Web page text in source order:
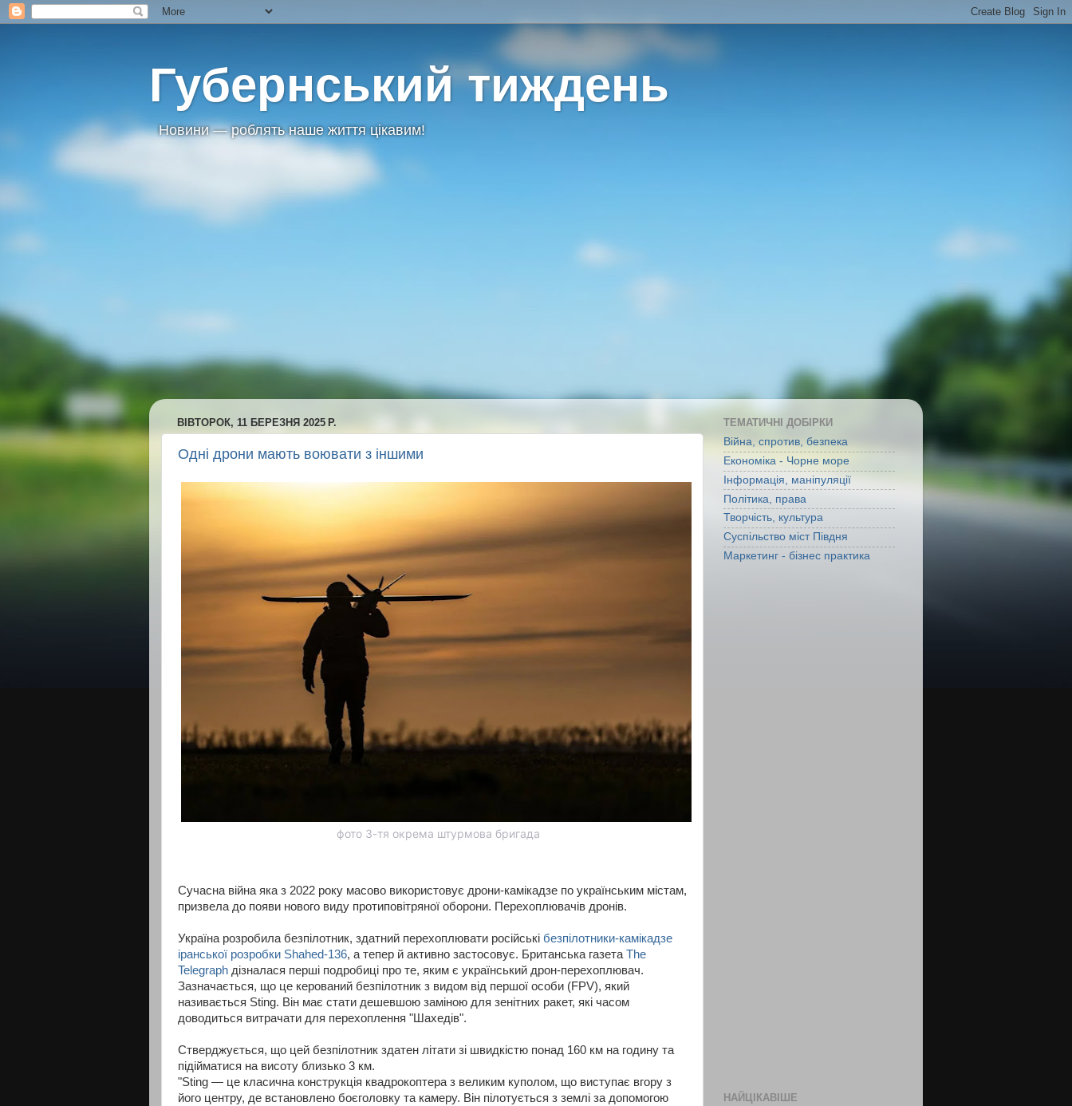
Губернський тиждень
Новини — роблять наше життя цікавим!
ВІВТОРОК, 11 БЕРЕЗНЯ 2025 Р.
Одні дрони мають воювати з іншими
фото 3-тя окрема штурмова бригада
Сучасна війна яка з 2022 року масово використовує дрони-камікадзе по українським містам,
призвела до появи нового виду протиповітряної оборони. Перехоплювачів дронів.
Україна розробила безпілотник, здатний перехоплювати російські безпілотники-камікадзе
іранської розробки Shahed-136, а тепер й активно застосовує. Британська газета The
Telegraph дізналася перші подробиці про те, яким є український дрон-перехоплювач.
Зазначається, що це керований безпілотник з видом від першої особи (FPV), який
називається Sting. Він має стати дешевшою заміною для зенітних ракет, які часом
доводиться витрачати для перехоплення "Шахедів".
Стверджується, що цей безпілотник здатен літати зі швидкістю понад 160 км на годину та
підійматися на висоту близько 3 км.
"Sting — це класична конструкція квадрокоптера з великим куполом, що виступає вгору з
його центру, де встановлено боєголовку та камеру. Він пілотується з землі за допомогою
ТЕМАТИЧНІ ДОБІРКИ
Війна, спротив, безпека
Економіка - Чорне море
Інформація, маніпуляції
Політика, права
Творчість, культура
Суспільство міст Півдня
Маркетинг - бізнес практика
НАЙЦІКАВІШЕ